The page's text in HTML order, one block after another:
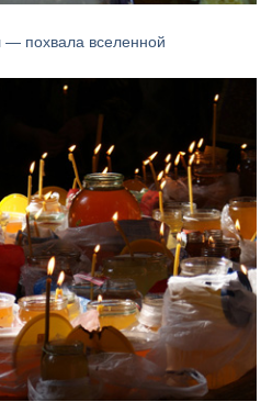
похвала вселенной